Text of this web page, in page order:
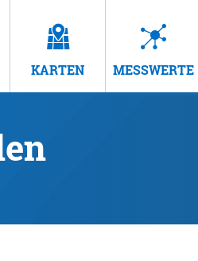
KARTEN MESSWERTE